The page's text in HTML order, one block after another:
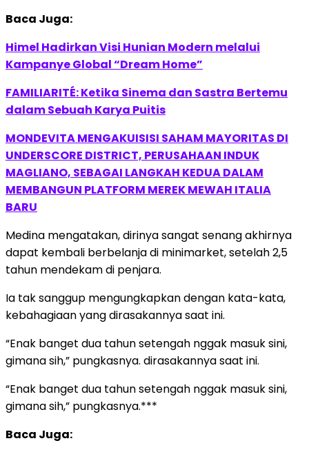
Baca Juga:
Himel Hadirkan Visi Hunian Modern melalui
Kampanye Global “Dream Home”
FAMILIARITÉ: Ketika Sinema dan Sastra Bertemu
dalam Sebuah Karya Puitis
MONDEVITA MENGAKUISISI SAHAM MAYORITAS DI
UNDERSCORE DISTRICT, PERUSAHAAN INDUK
MAGLIANO, SEBAGAI LANGKAH KEDUA DALAM
MEMBANGUN PLATFORM MEREK MEWAH ITALIA
BARU
Medina mengatakan, dirinya sangat senang akhirnya
dapat kembali berbelanja di minimarket, setelah 2,5
tahun mendekam di penjara.
Ia tak sanggup mengungkapkan dengan kata-kata,
kebahagiaan yang dirasakannya saat ini.
“Enak banget dua tahun setengah nggak masuk sini,
gimana sih,” pungkasnya. dirasakannya saat ini.
“Enak banget dua tahun setengah nggak masuk sini,
gimana sih,” pungkasnya.***
Baca Juga: